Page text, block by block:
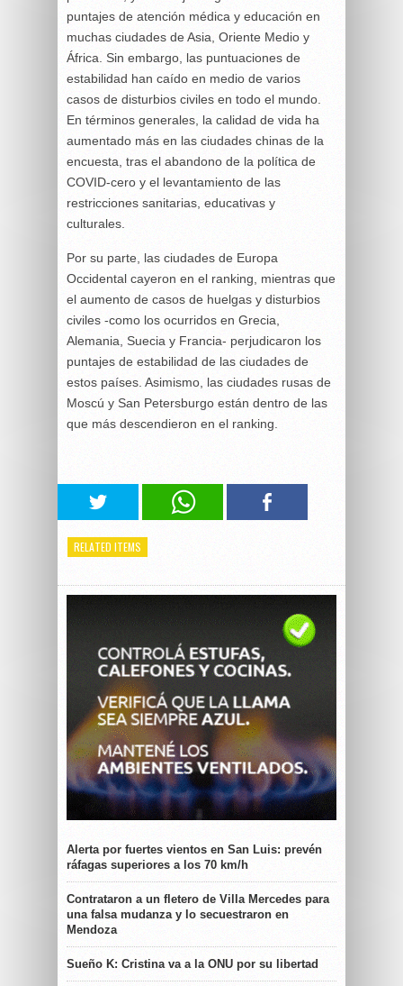
puntajes de atención médica y educación en
muchas ciudades de Asia, Oriente Medio y
África. Sin embargo, las puntuaciones de
estabilidad han caído en medio de varios
casos de disturbios civiles en todo el mundo.
En términos generales, la calidad de vida ha
aumentado más en las ciudades chinas de la
encuesta, tras el abandono de la política de
COVID-cero y el levantamiento de las
restricciones sanitarias, educativas y
culturales.
Por su parte, las ciudades de Europa
Occidental cayeron en el ranking, mientras que
el aumento de casos de huelgas y disturbios
civiles -como los ocurridos en Grecia,
Alemania, Suecia y Francia- perjudicaron los
puntajes de estabilidad de las ciudades de
estos países. Asimismo, las ciudades rusas de
Moscú y San Petersburgo están dentro de las
que más descendieron en el ranking.
RELATED ITEMS
Alerta por fuertes vientos en San Luis: prevén
ráfagas superiores a los 70 km/h
Contrataron a un fletero de Villa Mercedes para
una falsa mudanza y lo secuestraron en
Mendoza
Sueño K: Cristina va a la ONU por su libertad